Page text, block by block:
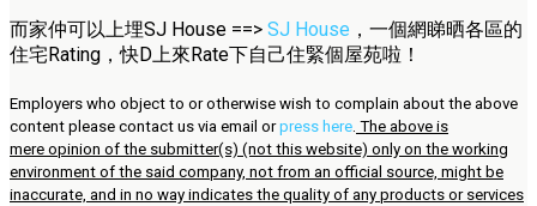
而家仲可以上埋SJ House ==> SJ House ，一個網睇晒各區的
住宅Rating，快D上來Rate下自己住緊個屋苑啦！
Employers who object to or otherwise wish to complain about the above
content please contact us via email orpress here. The above is
mere opinion of the submitter(s) (not this website) only on the working
environment of the said company, not from an official source, might be
inaccurate, and in no way indicates the quality of any products or services